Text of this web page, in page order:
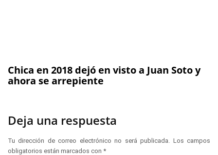
Chica en 2018 dejó en visto a Juan Soto y
ahora se arrepiente
Deja una respuesta
Tu dirección de correo electrónico no será publicada. Los campos
obligatorios están marcados con *